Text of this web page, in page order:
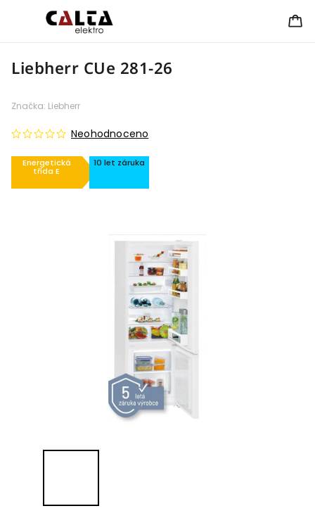
Liebherr CUe 281-26
Energetická
třída E
10 let záruka
Neohodnoceno
Značka: Liebherr